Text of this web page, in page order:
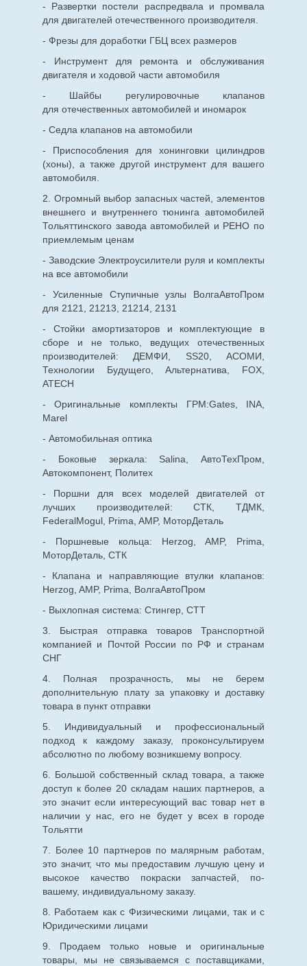
- Развертки постели распредвала и промвала
для двигателей отечественного производителя.
- Фрезы для доработки ГБЦ всех размеров
- Инструмент для ремонта и обслуживания
двигателя и ходовой части автомобиля
- Шайбы регулировочные клапанов
для отечественныхавтомобилей и иномарок
- Седла клапанов на автомобили
- Приспособления для хонинговки цилиндров
(хоны), а также другой инструмент для вашего
автомобиля.
2. Огромный выбор запасных частей, элементов
внешнего и внутреннего тюнинга автомобилей
Тольяттинского завода автомобилей и РЕНО по
приемлемым ценам
- Заводские Электроусилители руля и комплекты
на все автомобили
- Усиленные Ступичные узлы ВолгаАвтоПром
для 2121, 21213, 21214, 2131
- Стойки амортизаторов и комплектующие в
сборе и не только, ведущих отечественных
производителей: ДЕМФИ, SS20, АСОМИ,
Технологии Будущего, Альтернатива, FOX,
ATECH
- Оригинальные комплекты ГРМ:Gates, INA,
Marel
- Автомобильная оптика
- Боковые зеркала: Salina, АвтоТехПром,
Автокомпонент, Политех
- Поршни для всех моделей двигателей от
лучших производителей: СТК, ТДМК,
FederalMogul, Prima, AMP, МоторДеталь
- Поршневые кольца: Herzog, AMP, Prima,
МоторДеталь, СТК
- Клапана и направляющие втулки клапанов:
Herzog, AMP, Prima, ВолгаАвтоПром
- Выхлопная система: Стингер, СТТ
3. Быстрая отправка товаров Транспортной
компанией и Почтой России по РФ и странам
СНГ
4. Полная прозрачность, мы не берем
дополнительную плату за упаковку и доставку
товара в пункт отправки
5. Индивидуальный и профессиональный
подход к каждому заказу, проконсультируем
абсолютно по любому возникшему вопросу.
6. Большой собственный склад товара, а также
доступ к более 20 складам наших партнеров, а
это значит если интересующий вас товар нет в
наличии у нас, его не будет у всех в городе
Тольятти
7. Более 10 партнеров по малярным работам,
это значит, что мы предоставим лучшую цену и
высокое качество покраски запчастей, по-
вашему, индивидуальному заказу.
8. Работаем как с Физическими лицами, так и с
Юридическими лицами
9. Продаем только новые и оригинальные
товары, мы не связываемся с поставщиками,